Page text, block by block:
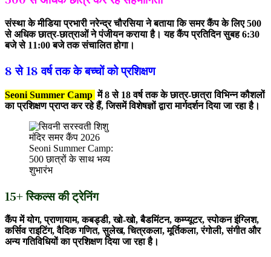
संस्था के मीडिया प्रभारी नरेन्द्र चौरसिया ने बताया कि समर कैंप के लिए 500
से अधिक छात्र-छात्राओं ने पंजीयन कराया है। यह कैंप प्रतिदिन सुबह 6:30
बजे से 11:00 बजे तक संचालित होगा।
8 से 18 वर्ष तक के बच्चों को प्रशिक्षण
Seoni Summer Camp में 8 से 18 वर्ष तक के छात्र-छात्रा विभिन्न कौशलों
का प्रशिक्षण प्राप्त कर रहे हैं, जिसमें विशेषज्ञों द्वारा मार्गदर्शन दिया जा रहा है।
Seoni Summer Camp:
500 छात्रों के साथ भव्य
शुभारंभ
15+ स्किल्स की ट्रेनिंग
कैंप में योग, प्राणायाम, कबड्डी, खो-खो, बैडमिंटन, कम्प्यूटर, स्पोकन इंग्लिश,
कर्सिव राइटिंग, वैदिक गणित, सुलेख, चित्रकला, मूर्तिकला, रंगोली, संगीत और
अन्य गतिविधियों का प्रशिक्षण दिया जा रहा है।